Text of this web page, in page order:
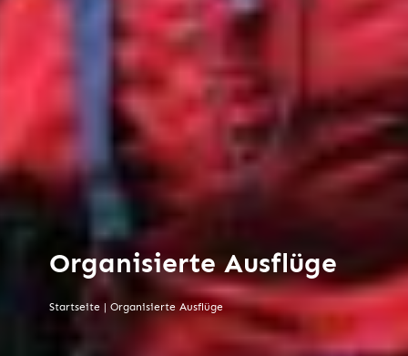
Organisierte Ausflüge
Startseite| Organisierte Ausflüge